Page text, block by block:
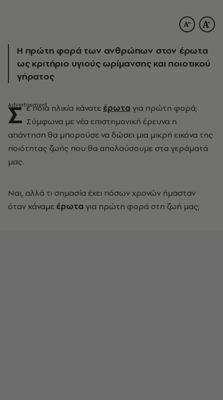
Η πρώτη φορά των ανθρώπων στον έρωτα
ως κριτήριο υγιούς ωρίμανσης και ποιοτικού
γήρατος
Σ ε ποια ηλικία κάνατε έρωτα για πρώτη φορά;
Σύμφωνα με νέα επιστημονική έρευνα η
απάντηση θα μπορούσε να δώσει μια μικρή εικόνα της
ποιότητας ζωής που θα απολαύσουμε στα γεράματά
μας.
Ναι, αλλά τι σημασία έχει πόσων χρονών ήμασταν
όταν κάναμε έρωτα για πρώτη φορά στη ζωή μας;